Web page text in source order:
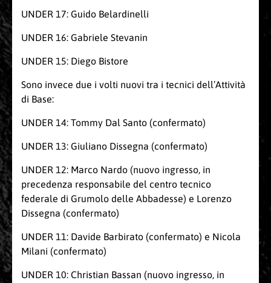
UNDER 17: Guido Belardinelli
UNDER 16: Gabriele Stevanin
UNDER 15: Diego Bistore
Sono invece due i volti nuovi tra i tecnici dell’Attività
di Base:
UNDER 14: Tommy Dal Santo (confermato)
UNDER 13: Giuliano Dissegna (confermato)
UNDER 12: Marco Nardo (nuovo ingresso, in
precedenza responsabile del centro tecnico
federale di Grumolo delle Abbadesse) e Lorenzo
Dissegna (confermato)
UNDER 11: Davide Barbirato (confermato) e Nicola
Milani (confermato)
UNDER 10: Christian Bassan (nuovo ingresso, in